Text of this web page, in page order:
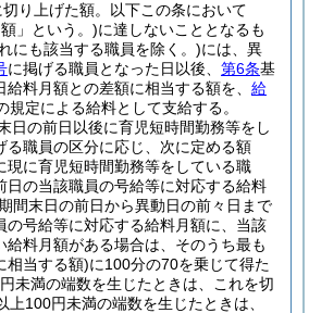
り上げた額。以下この条において
」という。)に達しないこととなるも
にも該当する職員を除く。)には、異
に掲げる職員となった日以後、 第6条基
料月額との差額に相当する額を、 給
規定による給料として支給する。
日の前日以後に育児短時間勤務等をし
職員の区分に応じ、次に定める額
現に育児短時間勤務等をしている職
の当該職員の号給等に対応する給料
間末日の前日から異動日の前々日まで
の号給等に対応する給料月額に、当該
給料月額がある場合は、そのうち最も
相当する額)に100分の70を乗じて得た
未満の端数を生じたときは、これを切
上100円未満の端数を生じたときは、